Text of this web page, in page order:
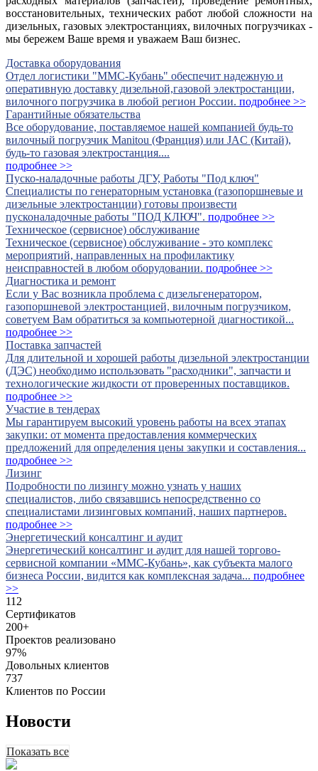
восстановительных, технических работ любой сложности на
дизельных, газовых электростанциях, вилочных погрузчиках -
мы бережем Ваше время и уважаем Ваш бизнес.
Доставка оборудования
Отдел логистики "ММС-Кубань" обеспечит надежную и
оперативную доставку дизельной,газовой электростанции,
вилочного погрузчика в любой регион России. подробнее >>
Гарантийные обязательства
Все оборудование, поставляемое нашей компанией будь-то
вилочный погрузчик Manitou (Франция) или JAC (Китай),
будь-то газовая электростанция....
подробнее >>
Пуско-наладочные работы ДГУ, Работы "Под ключ"
Специалисты по генераторным установка (газопоршневые и
дизельные электростанции) готовы произвести
пусконаладочные работы "ПОД КЛЮЧ". подробнее >>
Техническое (сервисное) обслуживание
Техническое (сервисное) обслуживание - это комплекс
мероприятий, направленных на профилактику
неисправностей в любом оборудовании. подробнее >>
Диагностика и ремонт
Если у Вас возникла проблема с дизельгенератором,
газопоршневой электростанцией, вилочным погрузчиком,
советуем Вам обратиться за компьютерной диагностикой...
подробнее >>
Поставка запчастей
Для длительной и хорошей работы дизельной электростанции
(ДЭС) необходимо использовать "расходники", запчасти и
технологические жидкости от проверенных поставщиков.
подробнее >>
Участие в тендерах
Мы гарантируем высокий уровень работы на всех этапах
закупки: от момента предоставления коммерческих
предложений для определения цены закупки и составления...
подробнее >>
Лизинг
Подробности по лизингу можно узнать у наших
специалистов, либо связавшись непосредственно со
специалистами лизинговых компаний, наших партнеров.
подробнее >>
Энергетический консалтинг и аудит
Энергетический консалтинг и аудит для нашей торгово-
сервисной компании «ММС-Кубань», как субъекта малого
бизнеса России, видится как комплексная задача... подробнее
>>
112
Сертификатов
200+
Проектов реализовано
97%
Довольных клиентов
737
Клиентов по России
Новости
Показать все